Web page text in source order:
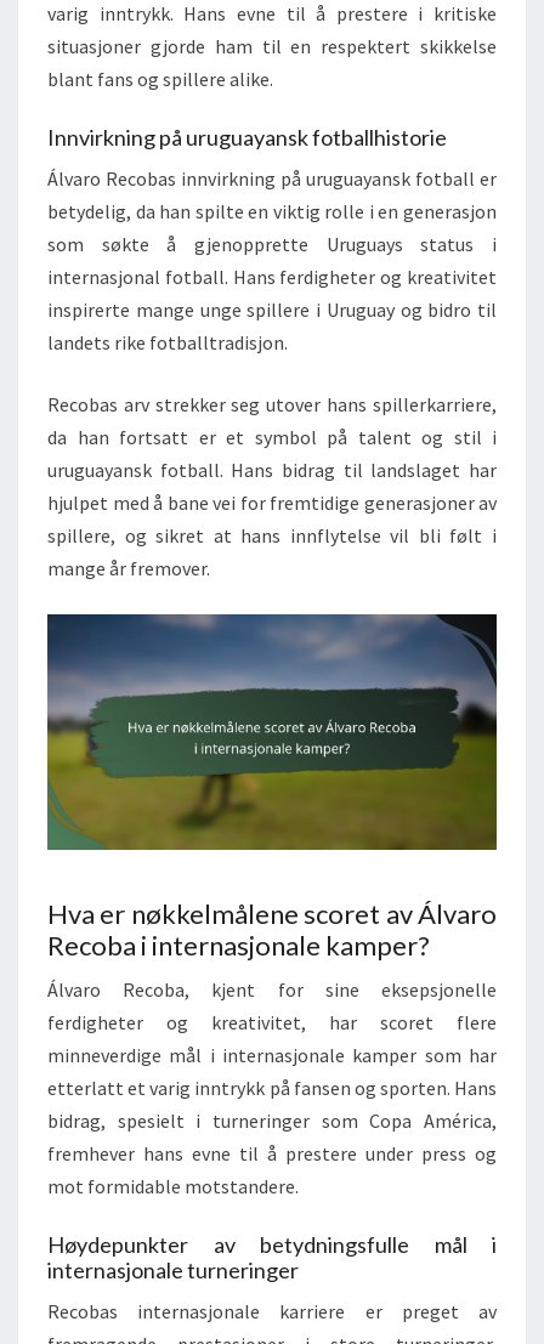
varig inntrykk. Hans evne til å prestere i kritiske
situasjoner gjorde ham til en respektert skikkelse
blant fans og spillere alike.
Innvirkning på uruguayansk fotballhistorie
Álvaro Recobas innvirkning på uruguayansk fotball er
betydelig, da han spilte en viktig rolle i en generasjon
som søkte å gjenopprette Uruguays status i
internasjonal fotball. Hans ferdigheter og kreativitet
inspirerte mange unge spillere i Uruguay og bidro til
landets rike fotballtradisjon.
Recobas arv strekker seg utover hans spillerkarriere,
da han fortsatt er et symbol på talent og stil i
uruguayansk fotball. Hans bidrag til landslaget har
hjulpet med å bane vei for fremtidige generasjoner av
spillere, og sikret at hans innflytelse vil bli følt i
mange år fremover.
Hva er nøkkelmålene scoret av Álvaro
Recoba i internasjonale kamper?
Álvaro Recoba, kjent for sine eksepsjonelle
ferdigheter og kreativitet, har scoret flere
minneverdige mål i internasjonale kamper som har
etterlatt et varig inntrykk på fansen og sporten. Hans
bidrag, spesielt i turneringer som Copa América,
fremhever hans evne til å prestere under press og
mot formidable motstandere.
Høydepunkter av betydningsfulle mål i
internasjonale turneringer
Recobas internasjonale karriere er preget av